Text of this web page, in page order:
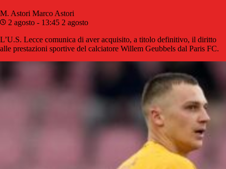
M. Astori Marco Astori
2 agosto - 13:45 2 agosto
L’U.S. Lecce comunica di aver acquisito, a titolo definitivo, il diritto
alle prestazioni sportive del calciatore Willem Geubbels dal Paris FC.